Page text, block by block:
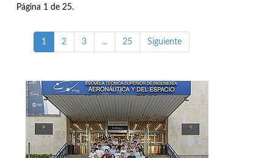
Página 1 de 25.
1 2 3 ... 25 Siguiente